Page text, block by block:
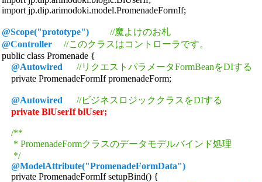
import jp.dip.arimodoki.model.PromenadeFormIf;
@Scope("prototype")
//魔よけのお札
@Controller
//このクラスはコントローラです。
public class Promenade {
@Autowired
//リクエストパラメータFormBeanをDIする
    private PromenadeFormIf promenadeForm;
@Autowired
//ビジネスロジッククラスをDIする
private BlUserIf blUser;
/**
     * PromenadeFormクラスのデータモデルバインド処理
     */
@ModelAttribute("PromenadeFormData")
    private PromenadeFormIf setupBind() {